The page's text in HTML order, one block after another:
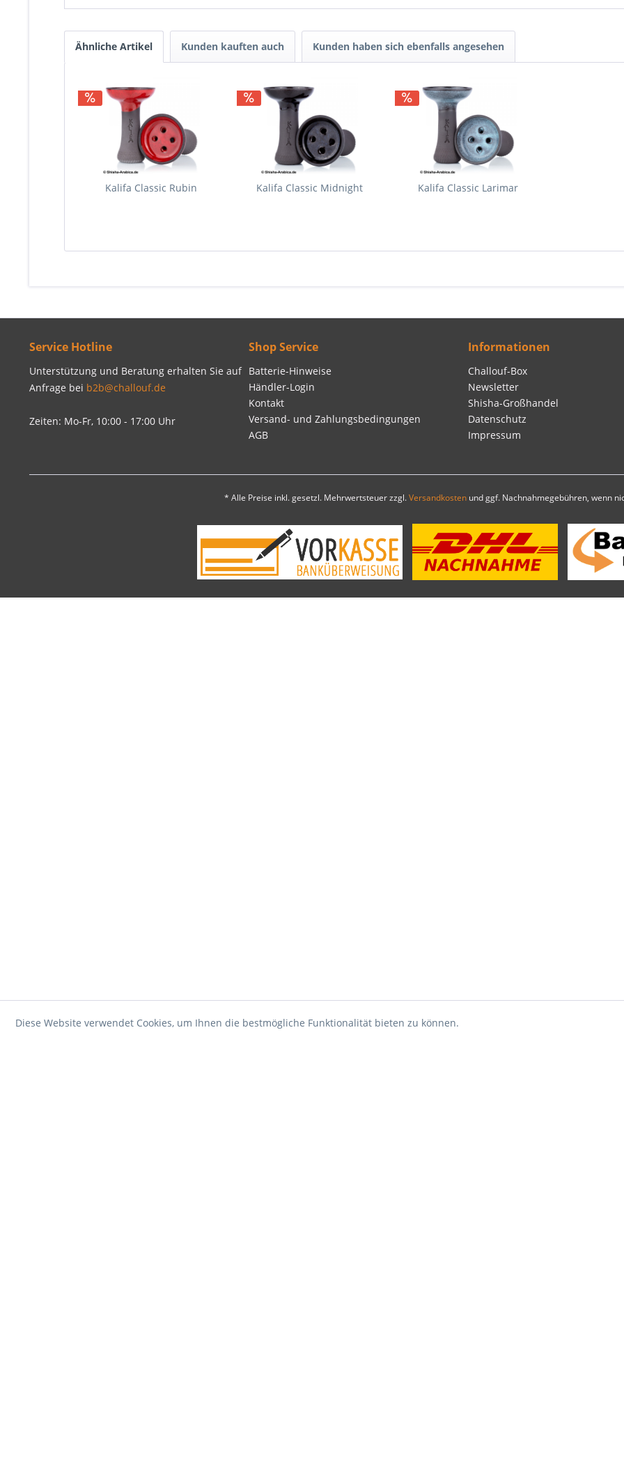
Ähnliche Artikel Kunden kauften auch Kunden haben sich ebenfalls angesehen
Kalifa Classic Rubin Kalifa Classic Midnight Kalifa Classic Larimar
Service Hotline
Unterstützung und Beratung erhalten Sie auf
Anfrage bei b2b@challouf.de
Zeiten: Mo-Fr, 10:00 - 17:00 Uhr
Shop Service
Batterie-Hinweise
Händler-Login
Kontakt
Versand- und Zahlungsbedingungen
AGB
Informationen
Challouf-Box
Newsletter
Shisha-Großhandel
Datenschutz
Impressum
* Alle Preise inkl. gesetzl. Mehrwertsteuer zzgl.Versandkostenund ggf. Nachnahmegebühren, wenn
Diese Website verwendet Cookies, um Ihnen die bestmögliche Funktionalität bieten zu können.